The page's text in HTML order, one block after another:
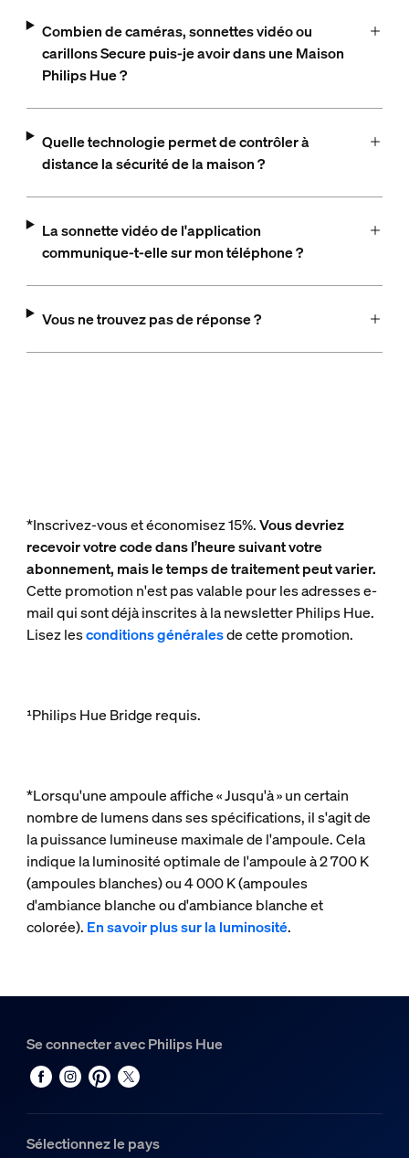
Combien de caméras, sonnettes vidéo ou
carillons Secure puis-je avoir dans une Maison
Philips Hue ?
Quelle technologie permet de contrôler à
distance la sécurité de la maison ?
La sonnette vidéo de l'application
communique-t-elle sur mon téléphone ?
Vous ne trouvez pas de réponse ?
*Inscrivez-vous et économisez 15%.Vous devriez
recevoir votre code dans l’heure suivant votre
abonnement, mais le temps de traitement peut varier.
Cette promotion n'est pas valable pour les adresses e-
mail qui sont déjà inscrites à la newsletter Philips Hue.
Lisez lesconditions généralesde cette promotion.
¹Philips Hue Bridge requis.
*Lorsqu'une ampoule affiche « Jusqu'à » un certain
nombre de lumens dans ses spécifications, il s'agit de
la puissance lumineuse maximale de l'ampoule. Cela
indique la luminosité optimale de l'ampoule à 2 700 K
(ampoules blanches) ou 4 000 K (ampoules
d'ambiance blanche ou d'ambiance blanche et
colorée). En savoir plus sur la luminosité.
Se connecter avec Philips Hue
Sélectionnez le pays